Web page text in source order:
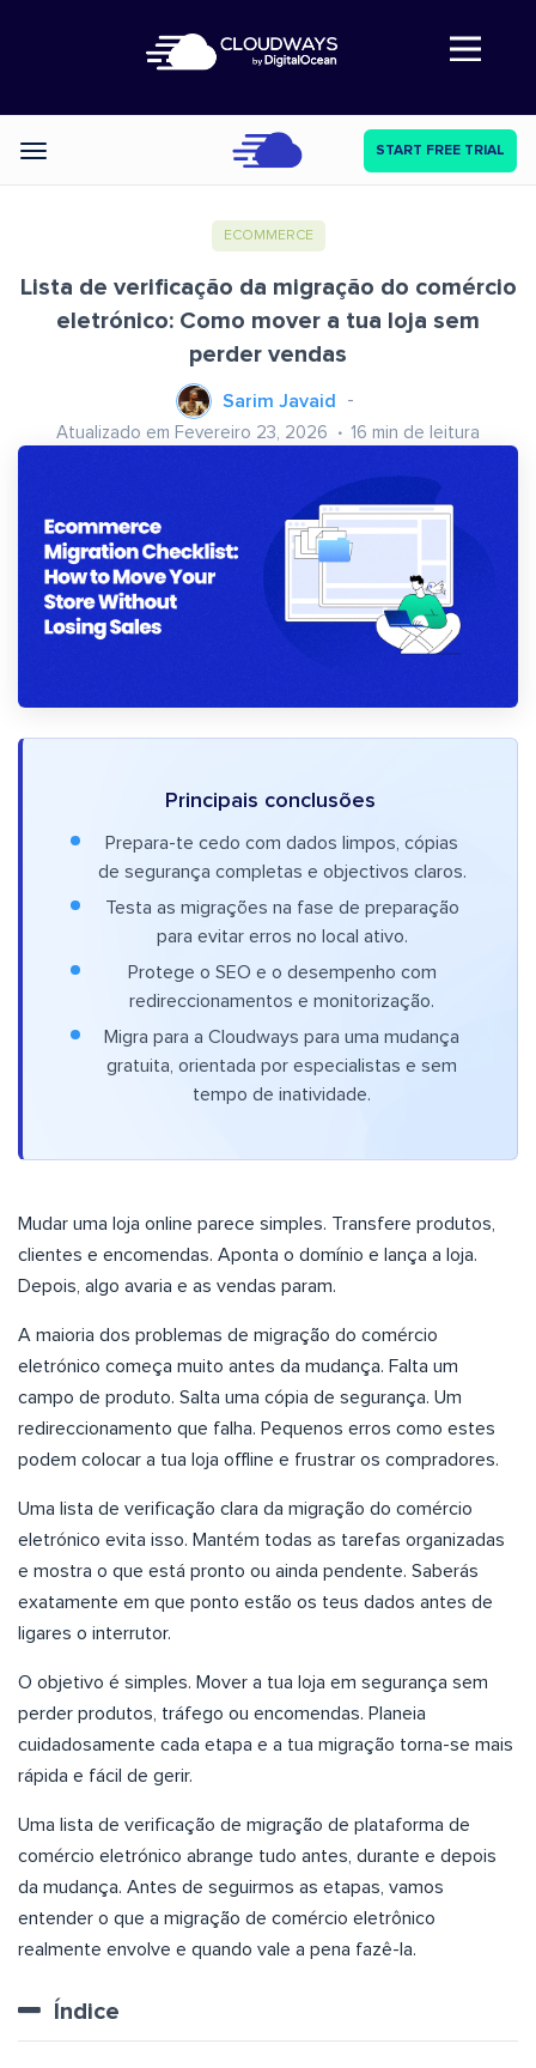
Abre a navegação
Categories START FREE TRIAL
ECOMMERCE
Lista de verificação da migração do comércio
eletrónico: Como mover a tua loja sem
perder vendas
Sarim Javaid
Atualizado em Fevereiro 23, 2026 16 min de leitura
Principais conclusões
Prepara-te cedo com dados limpos, cópias
de segurança completas e objectivos claros.
Testa as migrações na fase de preparação
para evitar erros no local ativo.
Protege o SEO e o desempenho com
redireccionamentos e monitorização.
Migra para a Cloudways para uma mudança
gratuita, orientada por especialistas e sem
tempo de inatividade.
Mudar uma loja online parece simples. Transfere produtos,
clientes e encomendas. Aponta o domínio e lança a loja.
Depois, algo avaria e as vendas param.
A maioria dos problemas de migração do comércio
eletrónico começa muito antes da mudança. Falta um
campo de produto. Salta uma cópia de segurança. Um
redireccionamento que falha. Pequenos erros como estes
podem colocar a tua loja offline e frustrar os compradores.
Uma lista de verificação clara da migração do comércio
eletrónico evita isso. Mantém todas as tarefas organizadas
e mostra o que está pronto ou ainda pendente. Saberás
exatamente em que ponto estão os teus dados antes de
ligares o interrutor.
O objetivo é simples. Mover a tua loja em segurança sem
perder produtos, tráfego ou encomendas. Planeia
cuidadosamente cada etapa e a tua migração torna-se mais
rápida e fácil de gerir.
Uma lista de verificação de migração de plataforma de
comércio eletrónico abrange tudo antes, durante e depois
da mudança. Antes de seguirmos as etapas, vamos
entender o que a migração de comércio eletrônico
realmente envolve e quando vale a pena fazê-la.
Índice